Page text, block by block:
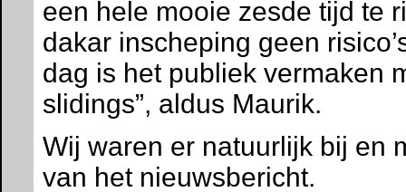
een hele mooie zesde tijd te
dakar inscheping geen
dag is het publiek vermaken
slidings”, aldus Maurik.
Wij waren er natuurlijk bij en
van het nieuwsbericht.